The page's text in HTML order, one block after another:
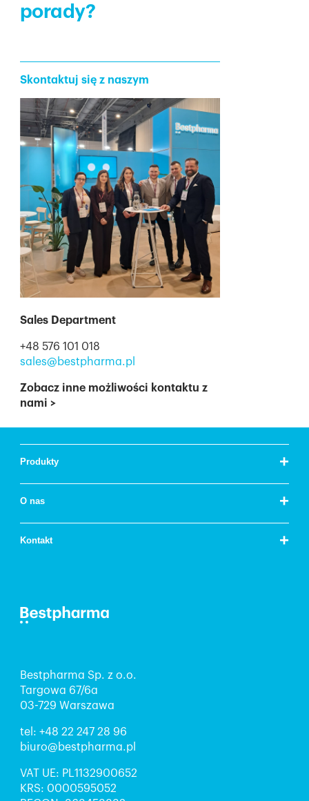
porady?
Skontaktuj się z naszym
Sales Department
+48 576 101 018
sales@bestpharma.pl
Zobacz inne możliwości kontaktu z
nami >
Produkty +
O nas +
Kontakt +
Bestpharma Sp. z o.o.
Targowa 67/6a
03-729 Warszawa
tel: +48 22 247 28 96
biuro@bestpharma.pl
VAT UE: PL1132900652
KRS: 0000595052